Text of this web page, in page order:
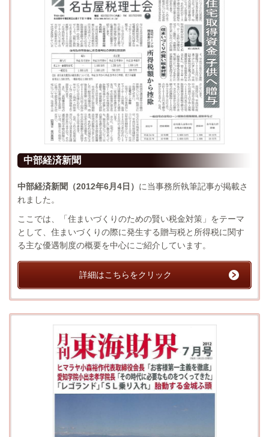
中部経済新聞
中部経済新聞（2012年6月4日） に当事務所執筆記事が掲載さ
れました。
ここでは、「住まいづくりのための賢い税金対策」をテーマ
として、住まいづくりの際に発生する贈与税と所得税に関す
る主な優遇制度の概要を中心にご紹介しています。
詳細はこちらをクリック